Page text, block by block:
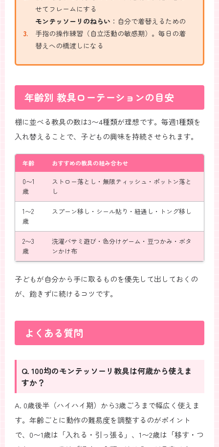
せてフレームにする
モンテッソーリのねらい ：自分で着替えるための
手指の操作練習（自立活動の敏感期）。毎日の着
替えへの橋渡しになる
年齢別 教具ローテーションの目安
棚に並べる教具の数は3〜4種類が理想です。毎週1種類を
入れ替えることで、子どもの興味を持続させられます。
年齢 おすすめの教具の組み合わせ
0〜1
歳
ストロー落とし・無限ティッシュ・ポットン落と
し
1〜2
歳
スプーン移し・シール貼り・紐通し・トング移し
2〜3
歳
洗濯バサミ遊び・色分けゲーム・豆つかみ・ボタ
ンかけ布
子どもが自分から手に取るものを優先して出しておくの
が、飽きずに続けるコツです。
よくある質問
Q. 100均のモンテッソーリ教具は何歳から使えま
すか？
A. 0歳後半（ハイハイ期）から3歳ごろまで幅広く使えま
す。年齢ごとに動作の難易度を調整するのがポイント
で、0〜1歳は「入れる・引っ張る」、1〜2歳は「移す・つ